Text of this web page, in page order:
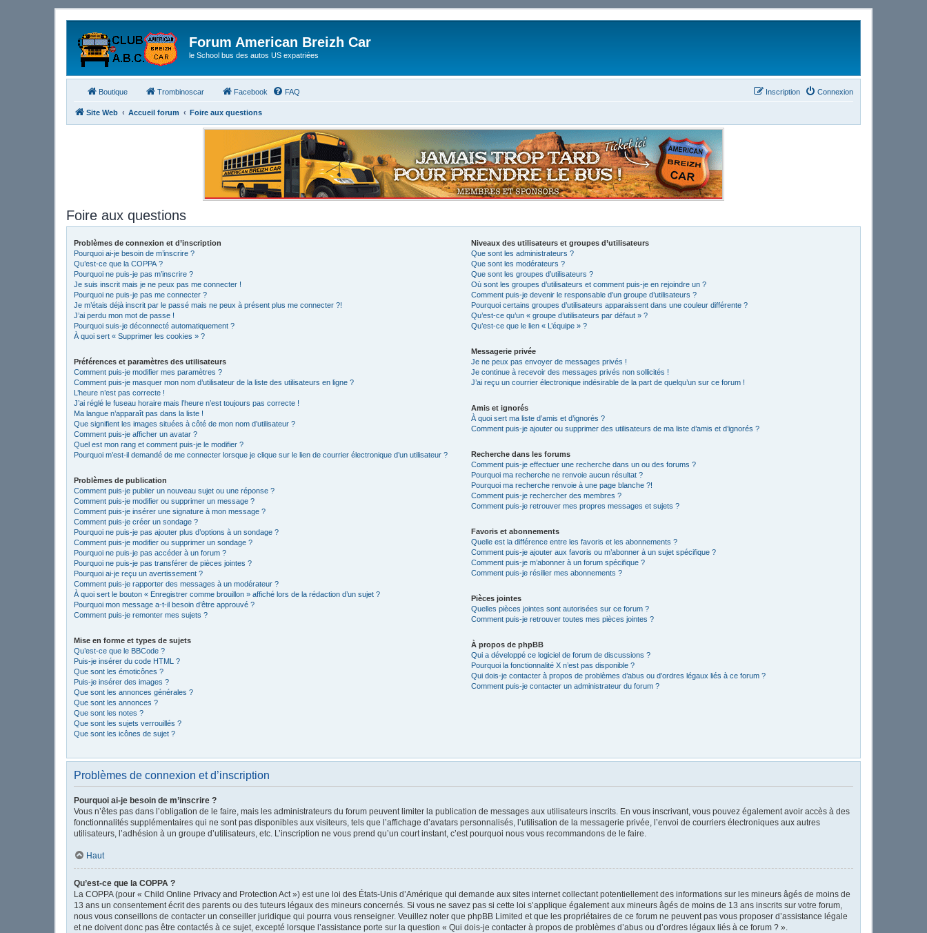
Forum American Breizh Car
le School bus des autos US expatriées
Boutique Trombinoscar Facebook FAQ Connexion
Inscription
Site Web Accueil forum Foire aux questions
Foire aux questions
Problèmes de connexion et d’inscription
Pourquoi ai-je besoin de m’inscrire ?
Qu’est-ce que la COPPA ?
Pourquoi ne puis-je pas m’inscrire ?
Je suis inscrit mais je ne peux pas me connecter !
Pourquoi ne puis-je pas me connecter ?
Je m’étais déjà inscrit par le passé mais ne peux à présent plus me connecter ?!
J’ai perdu mon mot de passe !
Pourquoi suis-je déconnecté automatiquement ?
À quoi sert « Supprimer les cookies » ?
Préférences et paramètres des utilisateurs
Comment puis-je modifier mes paramètres ?
Comment puis-je masquer mon nom d’utilisateur de la liste des utilisateurs en ligne ?
L’heure n’est pas correcte !
J’ai réglé le fuseau horaire mais l’heure n’est toujours pas correcte !
Ma langue n’apparaît pas dans la liste !
Que signifient les images situées à côté de mon nom d’utilisateur ?
Comment puis-je afficher un avatar ?
Quel est mon rang et comment puis-je le modifier ?
Pourquoi m’est-il demandé de me connecter lorsque je clique sur le lien de courrier électronique d’un utilisateur ?
Problèmes de publication
Comment puis-je publier un nouveau sujet ou une réponse ?
Comment puis-je modifier ou supprimer un message ?
Comment puis-je insérer une signature à mon message ?
Comment puis-je créer un sondage ?
Pourquoi ne puis-je pas ajouter plus d’options à un sondage ?
Comment puis-je modifier ou supprimer un sondage ?
Pourquoi ne puis-je pas accéder à un forum ?
Pourquoi ne puis-je pas transférer de pièces jointes ?
Pourquoi ai-je reçu un avertissement ?
Comment puis-je rapporter des messages à un modérateur ?
À quoi sert le bouton « Enregistrer comme brouillon » affiché lors de la rédaction d’un sujet ?
Pourquoi mon message a-t-il besoin d’être approuvé ?
Comment puis-je remonter mes sujets ?
Mise en forme et types de sujets
Qu’est-ce que le BBCode ?
Puis-je insérer du code HTML ?
Que sont les émoticônes ?
Puis-je insérer des images ?
Que sont les annonces générales ?
Que sont les annonces ?
Que sont les notes ?
Que sont les sujets verrouillés ?
Que sont les icônes de sujet ?
Niveaux des utilisateurs et groupes d’utilisateurs
Que sont les administrateurs ?
Que sont les modérateurs ?
Que sont les groupes d’utilisateurs ?
Où sont les groupes d’utilisateurs et comment puis-je en rejoindre un ?
Comment puis-je devenir le responsable d’un groupe d’utilisateurs ?
Pourquoi certains groupes d’utilisateurs apparaissent dans une couleur différente ?
Qu’est-ce qu’un « groupe d’utilisateurs par défaut » ?
Qu’est-ce que le lien « L’équipe » ?
Messagerie privée
Je ne peux pas envoyer de messages privés !
Je continue à recevoir des messages privés non sollicités !
J’ai reçu un courrier électronique indésirable de la part de quelqu’un sur ce forum !
Amis et ignorés
À quoi sert ma liste d’amis et d’ignorés ?
Comment puis-je ajouter ou supprimer des utilisateurs de ma liste d’amis et d’ignorés ?
Recherche dans les forums
Comment puis-je effectuer une recherche dans un ou des forums ?
Pourquoi ma recherche ne renvoie aucun résultat ?
Pourquoi ma recherche renvoie à une page blanche ?!
Comment puis-je rechercher des membres ?
Comment puis-je retrouver mes propres messages et sujets ?
Favoris et abonnements
Quelle est la différence entre les favoris et les abonnements ?
Comment puis-je ajouter aux favoris ou m’abonner à un sujet spécifique ?
Comment puis-je m’abonner à un forum spécifique ?
Comment puis-je résilier mes abonnements ?
Pièces jointes
Quelles pièces jointes sont autorisées sur ce forum ?
Comment puis-je retrouver toutes mes pièces jointes ?
À propos de phpBB
Qui a développé ce logiciel de forum de discussions ?
Pourquoi la fonctionnalité X n’est pas disponible ?
Qui dois-je contacter à propos de problèmes d’abus ou d’ordres légaux liés à ce forum ?
Comment puis-je contacter un administrateur du forum ?
Problèmes de connexion et d’inscription
Pourquoi ai-je besoin de m’inscrire ?
Vous n’êtes pas dans l’obligation de le faire, mais les administrateurs du forum peuvent limiter la publication de messages aux utilisateurs inscrits. En vous inscrivant, vous pouvez également avoir accès à des
fonctionnalités supplémentaires qui ne sont pas disponibles aux visiteurs, tels que l’affichage d’avatars personnalisés, l’utilisation de la messagerie privée, l’envoi de courriers électroniques aux autres
utilisateurs, l’adhésion à un groupe d’utilisateurs, etc. L’inscription ne vous prend qu’un court instant, c’est pourquoi nous vous recommandons de le faire.
Haut
Qu’est-ce que la COPPA ?
La COPPA (pour « Child Online Privacy and Protection Act ») est une loi des États-Unis d’Amérique qui demande aux sites internet collectant potentiellement des informations sur les mineurs âgés de moins de
13 ans un consentement écrit des parents ou des tuteurs légaux des mineurs concernés. Si vous ne savez pas si cette loi s’applique également aux mineurs âgés de moins de 13 ans inscrits sur votre forum,
nous vous conseillons de contacter un conseiller juridique qui pourra vous renseigner. Veuillez noter que phpBB Limited et que les propriétaires de ce forum ne peuvent pas vous proposer d’assistance légale
et ne doivent donc pas être contactés à ce sujet, excepté lorsque l’assistance porte sur la question « Qui dois-je contacter à propos de problèmes d’abus ou d’ordres légaux liés à ce forum ? ».